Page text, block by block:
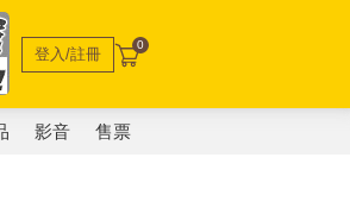
登入/註冊 0
影音 售票